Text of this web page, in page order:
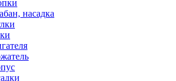
насадка